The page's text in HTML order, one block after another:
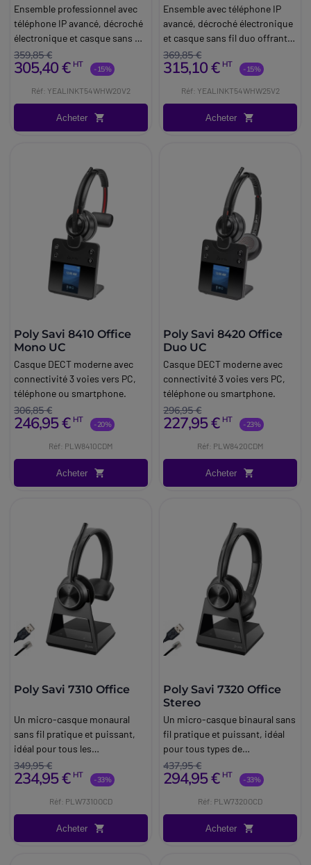
+ Cleyver DECT Office
Ensemble professionnel avec
téléphone IP avancé, décroché
électronique et casque sans fil
offrant confort et productivité
lors de vos échanges.
359,85 €
305,40 € HT -15%
Réf: YEALINKT54WHW20V2
Acheter
+ Cleyver DECT Office
Ensemble avec téléphone IP
avancé, décroché électronique
et casque sans fil duo offrant
confort et productivité lors de
vos échanges.
369,85 €
315,10 € HT -15%
Réf: YEALINKT54WHW25V2
Acheter
Poly Savi 8410 Office
Mono UC
Casque DECT moderne avec
connectivité 3 voies vers PC,
téléphone ou smartphone.
306,85 €
246,95 € HT -20%
Réf: PLW8410CDM
Acheter
Poly Savi 8420 Office
Duo UC
Casque DECT moderne avec
connectivité 3 voies vers PC,
téléphone ou smartphone.
296,95 €
227,95 € HT -23%
Réf: PLW8420CDM
Acheter
Poly Savi 7310 Office
Un micro-casque monaural
sans fil pratique et puissant,
idéal pour tous les
professionnels.
349,95 €
234,95 € HT -33%
Réf: PLW7310OCD
Acheter
Poly Savi 7320 Office
Stereo
Un micro-casque binaural sans
fil pratique et puissant, idéal
pour tous types de
professionnels.
437,95 €
294,95 € HT -33%
Réf: PLW7320OCD
Acheter